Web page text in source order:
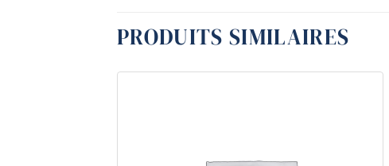
PRODUITS SIMILAIRES